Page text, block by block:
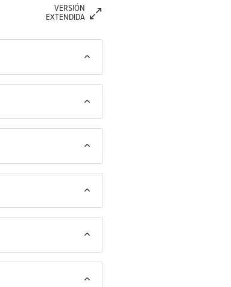
VERSIÓN
EXTENDIDA